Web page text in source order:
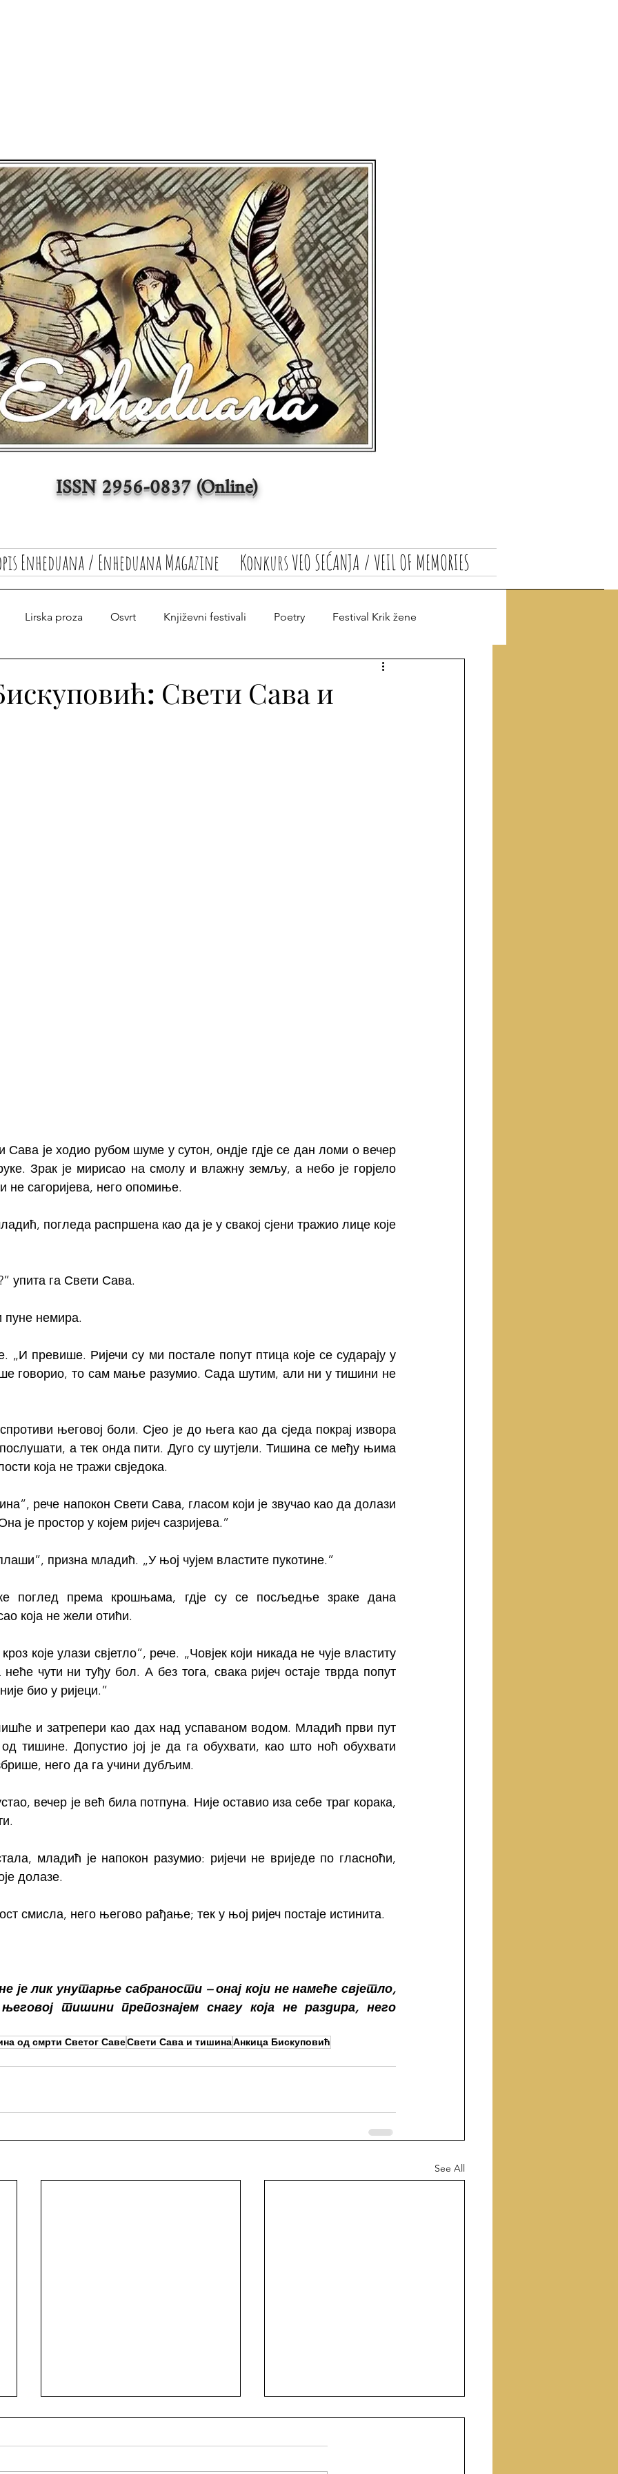
ISSN 2956-0837 (Online)
Enheduana / Enheduana Magazine Konkurs VEO SEĆANJA / VEIL OF MEMORIES
Lirska proza Osvrt Književni festivali Poetry Festival Krik žene
Свети Сава и
Сава је ходио рубом шуме у сутон, ондје гдје се дан ломи о вечер
Зрак је мирисао на смолу и влажну земљу, а небо је горјело
не сагоријева, него опомиње.
погледа распршена као да је у свакој сјени тражио лице које
упита га Свети Сава.
немира.
„И превише. Ријечи су ми постале попут птица које се сударају у
говорио, то сам мање разумио. Сада шутим, али ни у тишини не
његовој боли. Сјео је до њега као да сједа покрај извора
послушати, а тек онда пити. Дуго су шутјели. Тишина се међу њима
која не тражи свједока.
рече напокон Свети Сава, гласом који је звучао као да долази
је простор у којем ријеч сазријева.”
призна младић. „У њој чујем властите пукотине.”
поглед према крошњама, гдје су се посљедње зраке дана
која не жели отићи.
које улази свјетло”, рече. „Човјек који никада не чује властиту
чути ни туђу бол. А без тога, свака ријеч остаје тврда попут
био у ријеци.”
и затрепери као дах над успаваном водом. Младић први пут
тишине. Допустио јој је да га обухвати, као што ноћ обухвати
него да га учини дубљим.
вечер је већ била потпуна. Није оставио иза себе траг корака,
младић је напокон разумио: ријечи не вриједе по гласноћи,
долазе.
смисла, него његово рађање; тек у њој ријеч постаје истинита.
је лик унутарње сабраности – онај који не намеће свјетло,
тишини препознајем снагу која не раздира, него
од смрти Светог СавеСвети Сава и тишинаАнкица Бискуповић
See All